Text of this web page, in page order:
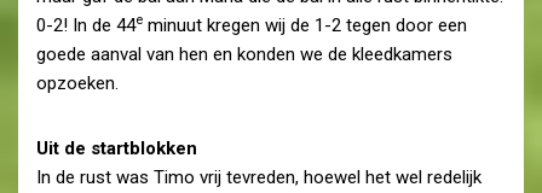
0-2! In de 44e minuut kregen wij de 1-2 tegen door een
goede aanval van hen en konden we de kleedkamers
opzoeken.
Uit de startblokken
In de rust was Timo vrij tevreden, hoewel het wel redelijk